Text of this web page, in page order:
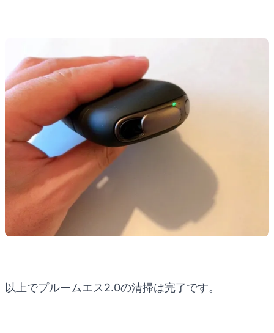
以上でプルームエス2.0の清掃は完了です。